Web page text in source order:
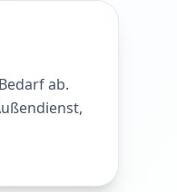
ab.